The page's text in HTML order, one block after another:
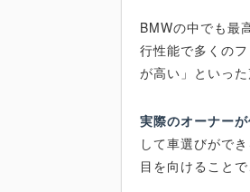
BMWの中でも最
行性能で多くの
が高い」といっ
実際のオーナー
して車選びがで
目を向けること